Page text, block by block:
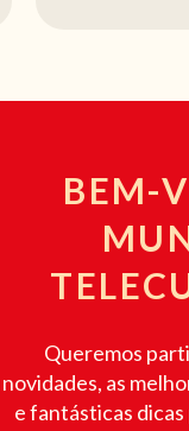
BEM-
Queremos
novidades, as
e fantásticas dicas